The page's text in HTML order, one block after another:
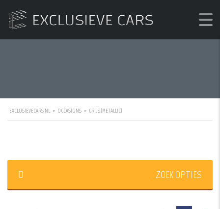
EXCLUSIEVECARS.NL > OCCASIONS > GRIJS (METALLIC)
ZOEK OPTIES